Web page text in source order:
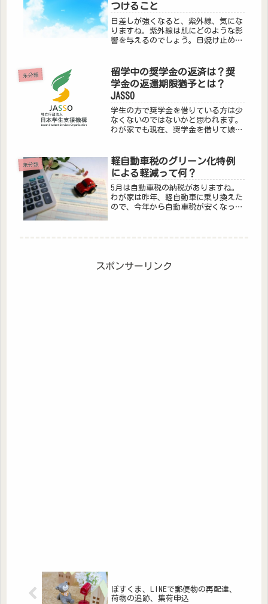
つけること
日差しが強くなると、紫外線、気にな
りますね。紫外線は肌にどのような影
響を与えるのでしょう。日焼け止めを
未分類
留学中の奨学金の返済は？奨
学金の返還期限猶予とは？
JASSO
学生の方で奨学金を借りている方は少
なくないのではないかと思われます。
わが家でも現在、奨学金を借りて娘た
すが、もし、大学を卒業後、海外留学
をする場合、奨学金の返還はどうなる
ので...
未分類
軽自動車税のグリーン化特例
による軽減って何？
5月は自動車税の納税がありますね。
わが家は昨年、軽自動車に乗り換えた
ので、今年から自動車税が安くなって
スポンサーリンク
ぽすくま、LINEで郵便物の再配達、
荷物の追跡、集荷申込